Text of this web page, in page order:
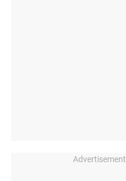
Advertisement